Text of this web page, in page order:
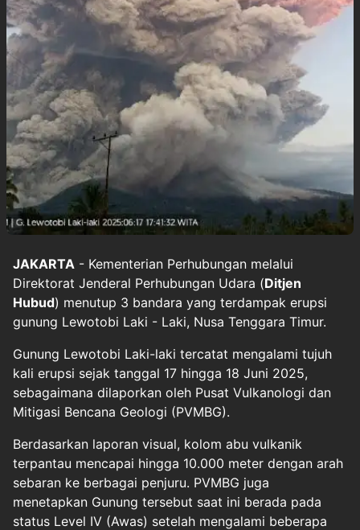
JAKARTA - Kementerian Perhubungan melalui
Direktorat Jenderal Perhubungan Udara (Ditjen
Hubud) menutup 3 bandara yang terdampak erupsi
gunung Lewotobi Laki - Laki, Nusa Tenggara Timur.
Gunung Lewotobi Laki-laki tercatat mengalami tujuh
kali erupsi sejak tanggal 17 hingga 18 Juni 2025,
sebagaimana dilaporkan oleh Pusat Vulkanologi dan
Mitigasi Bencana Geologi (PVMBG).
Berdasarkan laporan visual, kolom abu vulkanik
terpantau mencapai hingga 10.000 meter dengan arah
sebaran ke berbagai penjuru. PVMBG juga
menetapkan Gunung tersebut saat ini berada pada
status Level IV (Awas) setelah mengalami beberapa